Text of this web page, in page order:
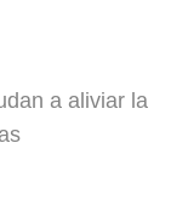
a aliviar la